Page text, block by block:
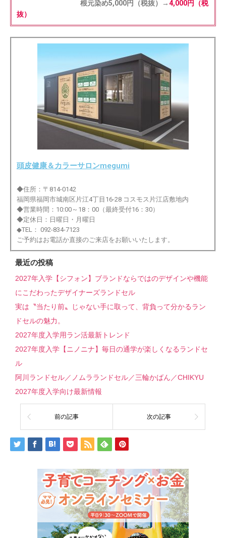
根元染め5,000円（税抜）→4,000円（税
抜）
頭皮健康＆カラーサロンmegumi
◆住所：〒814-0142
福岡県福岡市城南区片江4丁目16-28 コスモス片江店敷地内
◆営業時間：10:00～18：00（最終受付16：30）
◆定休日：日曜日・月曜日
◆TEL： 092-834-7123
ご予約はお電話か直接のご来店をお願いいたします。
最近の投稿
2027年入学【シフォン】ブランドならではのデザインや機能
にこだわったデザイナーズランドセル
実は〝当たり前〟じゃない手に取って、背負って分かるラン
ドセルの魅力。
2027年度入学用ラン活最新トレンド
2027年度入学【ニノニナ】毎日の通学が楽しくなるランドセ
ル
阿川ランドセル／ノムラランドセル／三輪かばん／CHIKYU
2027年度入学向け最新情報
前の記事 次の記事